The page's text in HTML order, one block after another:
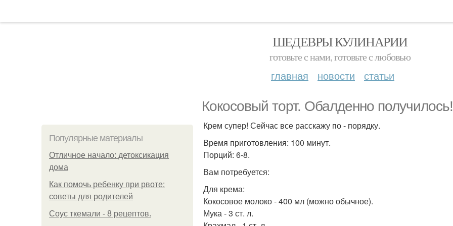
ШЕДЕВРЫ КУЛИНАРИИ
готовьте с нами, готовьте с любовью
главная новости статьи
Кокосовый торт. Обалденно получилось!
Популярные материалы
Отличное начало: детоксикация
дома
Как помочь ребенку при рвоте:
советы для родителей
Соус ткемали - 8 рецептов.
Крем супер! Сейчас все расскажу по - порядку.
Время приготовления: 100 минут.
Порций: 6-8.
Вам потребуется:
Для крема:
Кокосовое молоко - 400 мл (можно обычное).
Мука - 3 ст. л.